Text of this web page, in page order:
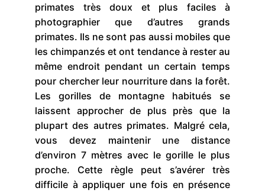
primates très doux et plus faciles à
photographier que d’autres grands
primates. Ils ne sont pas aussi mobiles que
les chimpanzés et ont tendance à rester au
même endroit pendant un certain temps
pour chercher leur nourriture dans la forêt.
Les gorilles de montagne habitués se
laissent approcher de plus près que la
plupart des autres primates. Malgré cela,
vous devez maintenir une distance
d’environ 7 mètres avec le gorille le plus
proche. Cette règle peut s’avérer très
difficile à appliquer une fois en présence